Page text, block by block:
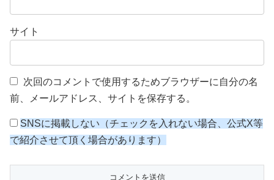
サイト
次回のコメントで使用するためブラウザーに自分の名
前、メールアドレス、サイトを保存する。
SNSに掲載しない（チェックを入れない場合、公式X等
で紹介させて頂く場合があります）